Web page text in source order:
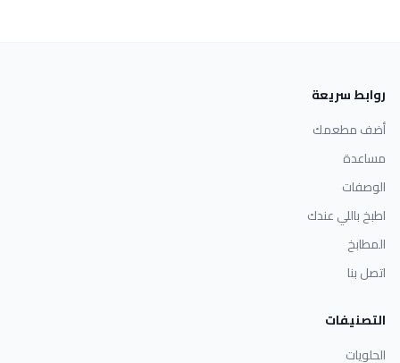
روابط سريعة
أضف مطعمك
مساعدة
الوصفات
اطبخ باللي عندك
المطابخ
اتصل بنا
التصنيفات
الحلويات